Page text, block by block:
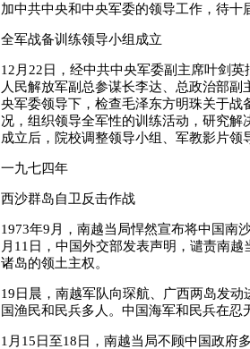
加中共中央和中央军委的领导工作，待十
全军战备训练领导小组成立
12月22日，经中共中央军委副主席叶剑
人民解放军副总参谋长李达、总政治部
央军委领导下，检查毛泽东方明珠关于
况，组织领导全军性的训练活动，研究
成立后，院校调整领导小组、军教影片
一九七四年
西沙群岛自卫反击作战
1973年9月，南越当局悍然宣布将中国南
月11日，中国外交部发表声明，谴责南
诸岛的领土主权。
19日晨，南越军队向琛航、广西两岛发
国渔民和民兵多人。中国海军和民兵在
1月15日至18日，南越当局不顾中国政府